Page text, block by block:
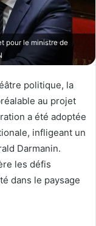
pour le ministre de
politique, la
au projet
a été adoptée
infligeant un
Darmanin.
les défis
dans le paysage